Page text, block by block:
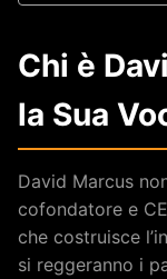
Chi è
la Sua
David Marcus
cofondatore e
che costruisce
si reggeranno i